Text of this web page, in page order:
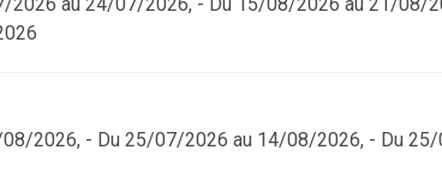
2026, - Du 25/07/2026 au 14/08/2026, - Du